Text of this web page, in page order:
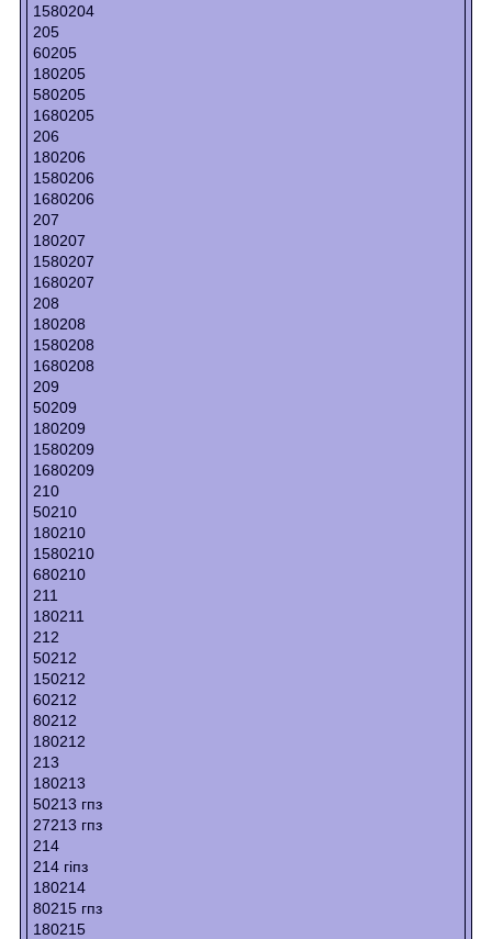
1580204
205
60205
180205
580205
1680205
206
180206
1580206
1680206
207
180207
1580207
1680207
208
180208
1580208
1680208
209
50209
180209
1580209
1680209
210
50210
180210
1580210
680210
211
180211
212
50212
150212
60212
80212
180212
213
180213
50213 гпз
27213 гпз
214
214 гіпз
180214
80215 гпз
180215